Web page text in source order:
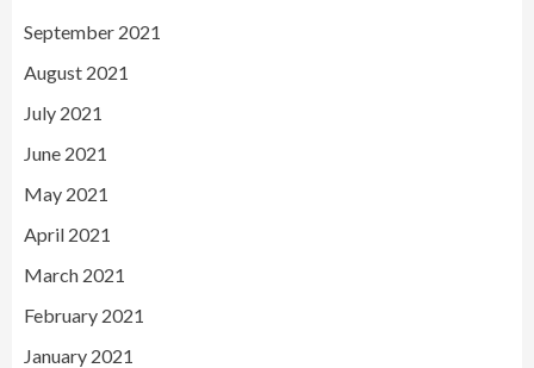
September 2021
August 2021
July 2021
June 2021
May 2021
April 2021
March 2021
February 2021
January 2021